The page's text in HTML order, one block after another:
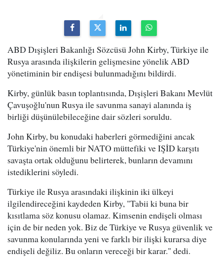
ABD Dışişleri Bakanlığı Sözcüsü John Kirby, Türkiye ile
Rusya arasında ilişkilerin gelişmesine yönelik ABD
yönetiminin bir endişesi bulunmadığını bildirdi.
Kirby, günlük basın toplantısında, Dışişleri Bakanı Mevlüt
Çavuşoğlu'nun Rusya ile savunma sanayi alanında iş
birliği düşünülebileceğine dair sözleri soruldu.
John Kirby, bu konudaki haberleri görmediğini ancak
Türkiye'nin önemli bir NATO müttefiki ve IŞİD karşıtı
savaşta ortak olduğunu belirterek, bunların devamını
istediklerini söyledi.
Türkiye ile Rusya arasındaki ilişkinin iki ülkeyi
ilgilendireceğini kaydeden Kirby, "Tabii ki buna bir
kısıtlama söz konusu olamaz. Kimsenin endişeli olması
için de bir neden yok. Biz de Türkiye ve Rusya güvenlik ve
savunma konularında yeni ve farklı bir ilişki kurarsa diye
endişeli değiliz. Bu onların vereceği bir karar." dedi.